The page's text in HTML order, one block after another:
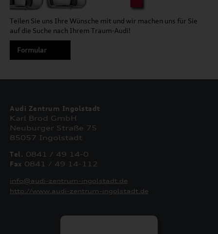
Teilen Sie uns Ihre Wünsche mit und wir machen uns für Sie
auf die Suche nach Ihrem Traum-Audi!
Formular
Audi Zentrum Ingolstadt
Karl Brod GmbH
Neuburger Straße 75
85057 Ingolstadt
Tel. 0841 / 49 14-0
Fax 0841 / 49 14-112
info@audi-zentrum-ingolstadt.de
http://www.audi-zentrum-ingolstadt.de